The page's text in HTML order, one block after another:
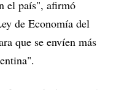
el país", afirmó
de Economía del
que se envíen más